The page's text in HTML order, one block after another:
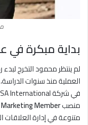
بداية مبكرة في
لم ينتظر محمود التخرج
العملية منذ سنوات
منصبMarketing Member
متنوعة في إدارة العلاقات